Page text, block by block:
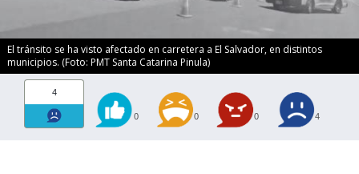
El tránsito se ha visto afectado en carretera a El Salvador, en distintos
municipios. (Foto: PMT Santa Catarina Pinula)
4
0 0 0 4